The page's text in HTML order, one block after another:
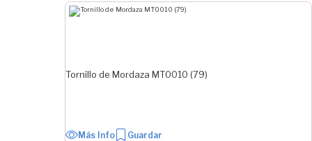
Tornillo de Mordaza MT0010 (79)
Más Info Guardar